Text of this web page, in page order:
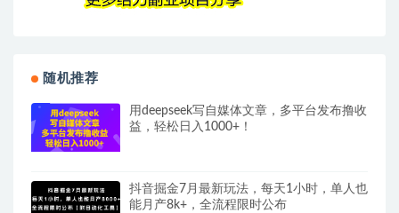
随机推荐
用deepseek写自媒体文章，多平台发布撸收
益，轻松日入1000+！
抖音掘金7月最新玩法，每天1小时，单人也
能月产8k+，全流程限时公布